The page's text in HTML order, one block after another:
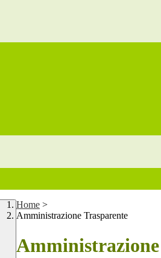
Home >
Amministrazione Trasparente